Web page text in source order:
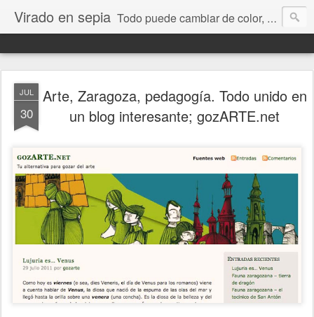
Virado en sepia Todo puede cambiar de color, depende de nosotros y de nuestra capacidad para aprender a mirar. Hablamos de sociedad, economía, empresa, política, RRHH, formación. De Historia reciente, de educación y de temas sociales.
JUL
30
Arte, Zaragoza, pedagogía. Todo unido en
un blog interesante; gozARTE.net